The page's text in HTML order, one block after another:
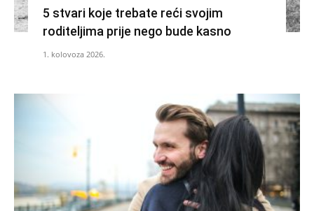
5 stvari koje trebate reći svojim
roditeljima prije nego bude kasno
1. kolovoza 2026.